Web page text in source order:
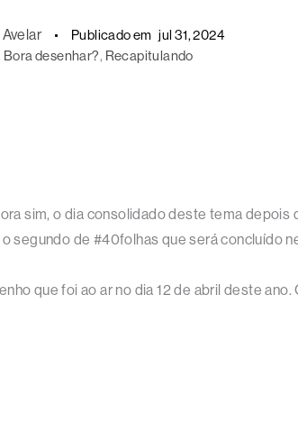
Publicado em jul 31, 2024
Bora desenhar?, Recapitulando
sim, o dia consolidado deste tema
segundo de #40folhas que será concluído
que foi ao ar no dia 12 de abril deste ano.